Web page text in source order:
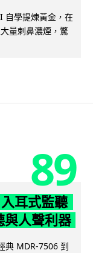
自學提煉黃金，在
量刺鼻濃煙，驚
89
耳式監聽
與人聲利器
典 MDR-7506 到